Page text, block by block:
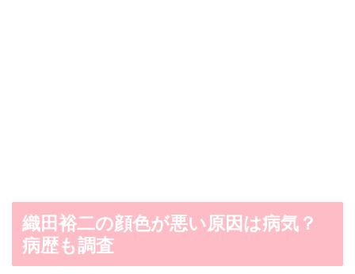
織田裕二の顔色が悪い原因は病気？
病歴も調査